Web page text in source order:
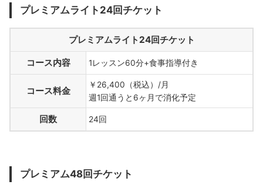
プレミアムライト24回チケット
プレミアムライト24回チケット
コース内容 1レッスン60分+食事指導付き
コース料金
￥26,400（税込）/月
週1回通うと6ヶ月で消化予定
回数 24回
プレミアム48回チケット